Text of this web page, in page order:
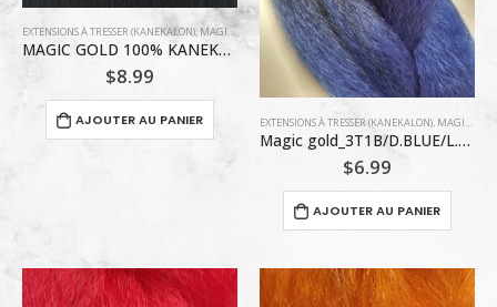
EXTENSIONS À TRESSER (KANEKALON), MAGIC GOLD COLLECTION
MAGIC GOLD 100% KANEKALON 25 » #1 (NOIR)
$8.99
AJOUTER AU PANIER EXTENSIONS À TRESSER (KANEKALON), MAGIC GOLD COLLECTION
Magic gold_3T1B/D.BLUE/L.BLUE
$6.99
AJOUTER AU PANIER